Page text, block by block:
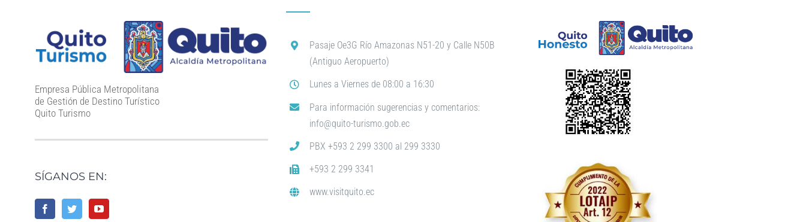
Empresa Pública Metropolitana
de Gestión de Destino Turístico
Quito Turismo
SÍGANOS EN:
Pasaje Oe3G Río Amazonas N51-20 y Calle N50B
(Antiguo Aeropuerto)
Lunes a Viernes de 08:00 a 16:30
Para información sugerencias y comentarios:
info@quito-turismo.gob.ec
PBX +593 2 299 3300 al 299 3330
+593 2 299 3341
www.visitquito.ec